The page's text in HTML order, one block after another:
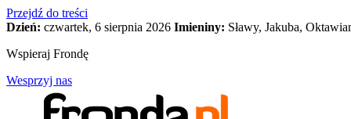
Przejdź do treści
Dzień: czwartek, 6 sierpnia 2026 Imieniny: Sławy, Jakuba,
Wspieraj Frondę
Wesprzyj nas